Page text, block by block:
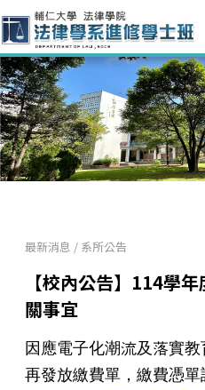
最新消息 / 系所公告
【校內公告】114學
關事宜
因應電子化潮流及落實
再發放繳費單，繳費憑單